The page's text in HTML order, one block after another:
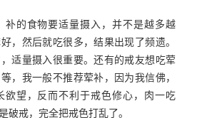
补的食物要适量摄入，并不是越多越
，然后就吃很多，结果出现了频遗。
适量摄入很重要。还有的戒友想吃荤
，我一般不推荐荤补，因为我信佛，
欲望，反而不利于戒色修心，肉一吃
破戒，完全把戒色打乱了。